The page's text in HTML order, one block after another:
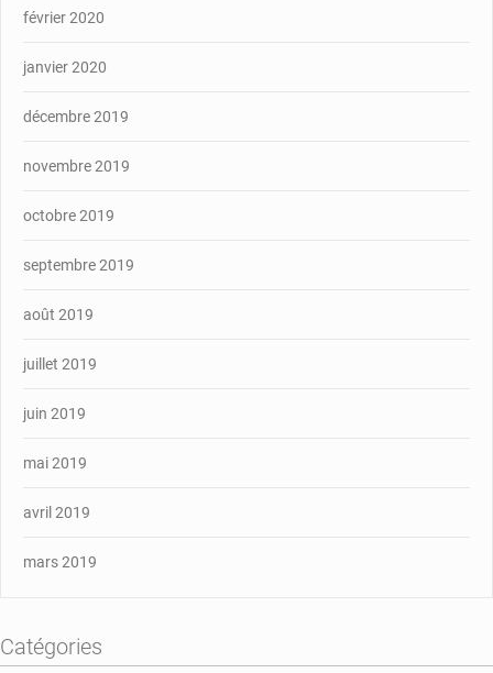
février 2020
janvier 2020
décembre 2019
novembre 2019
octobre 2019
septembre 2019
août 2019
juillet 2019
juin 2019
mai 2019
avril 2019
mars 2019
Catégories